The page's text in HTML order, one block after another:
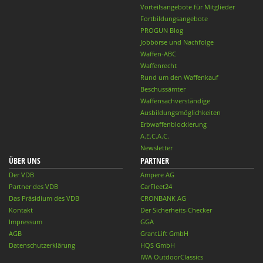
Vorteilsangebote für Mitglieder
Fortbildungsangebote
PROGUN Blog
Jobbörse und Nachfolge
Waffen-ABC
Waffenrecht
Rund um den Waffenkauf
Beschussämter
Waffensachverständige
Ausbildungsmöglichkeiten
Erbwaffenblockierung
A.E.C.A.C.
Newsletter
ÜBER UNS
Der VDB
Partner des VDB
Das Präsidium des VDB
Kontakt
Impressum
AGB
Datenschutzerklärung
PARTNER
Ampere AG
CarFleet24
CRONBANK AG
Der Sicherheits-Checker
GGA
GrantLift GmbH
HQS GmbH
IWA OutdoorClassics